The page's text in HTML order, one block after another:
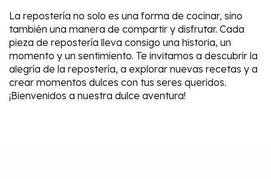
La repostería no solo es una forma de cocinar, sino
también una manera de compartir y disfrutar. Cada
pieza de repostería lleva consigo una historia, un
momento y un sentimiento. Te invitamos a descubrir la
alegría de la repostería, a explorar nuevas recetas y a
crear momentos dulces con tus seres queridos.
¡Bienvenidos a nuestra dulce aventura!